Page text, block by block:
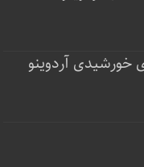
خورشیدی آردوینو